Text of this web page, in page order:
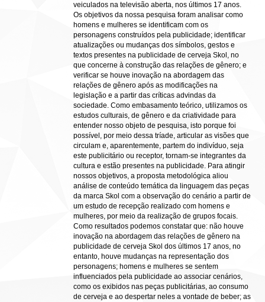
veiculados na televisão aberta, nos últimos 17 anos.
Os objetivos da nossa pesquisa foram analisar como
homens e mulheres se identificam com os
personagens construídos pela publicidade; identificar
atualizações ou mudanças dos símbolos, gestos e
textos presentes na publicidade de cerveja Skol, no
que concerne à construção das relações de gênero; e
verificar se houve inovação na abordagem das
relações de gênero após as modificações na
legislação e a partir das críticas advindas da
sociedade. Como embasamento teórico, utilizamos os
estudos culturais, de gênero e da criatividade para
entender nosso objeto de pesquisa, isto porque foi
possível, por meio dessa tríade, articular as visões que
circulam e, aparentemente, partem do indivíduo, seja
este publicitário ou receptor, tornam-se integrantes da
cultura e estão presentes na publicidade. Para atingir
nossos objetivos, a proposta metodológica aliou
análise de conteúdo temática da linguagem das peças
da marca Skol com a observação do cenário a partir de
um estudo de recepção realizado com homens e
mulheres, por meio da realização de grupos focais.
Como resultados podemos constatar que: não houve
inovação na abordagem das relações de gênero na
publicidade de cerveja Skol dos últimos 17 anos, no
entanto, houve mudanças na representação dos
personagens; homens e mulheres se sentem
influenciados pela publicidade ao associar cenários,
como os exibidos nas peças publicitárias, ao consumo
de cerveja e ao despertar neles a vontade de beber; as